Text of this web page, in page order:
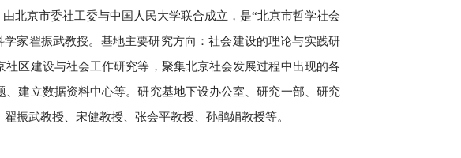
由北京市委社工委与中国人民大学联合成立，是“北京市哲学社会
学家翟振武教授。基地主要研究方向：社会建设的理论与实践研
区建设与社会工作研究等，聚集北京社会发展过程中出现的各
建立数据资料中心等。研究基地下设办公室、研究一部、研究
振武教授、宋健教授、张会平教授、孙鹃娟教授等。